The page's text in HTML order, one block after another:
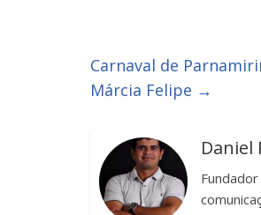
Carnaval de
Márcia Felipe →
Daniel